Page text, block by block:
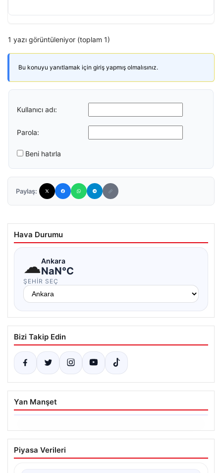
1 yazı görüntüleniyor (toplam 1)
Bu konuyu yanıtlamak için giriş yapmış olmalısınız.
Kullanıcı adı:
Parola:
Beni hatırla
Paylaş:
Hava Durumu
☁Ankara
NaN°C
ŞEHIR SEÇ
Bizi Takip Edin
Yan Manşet
06.08.2026
Dumanlar ilçeyi kapladı: Bursa’da
tamirhanede yangın
Piyasa Verileri